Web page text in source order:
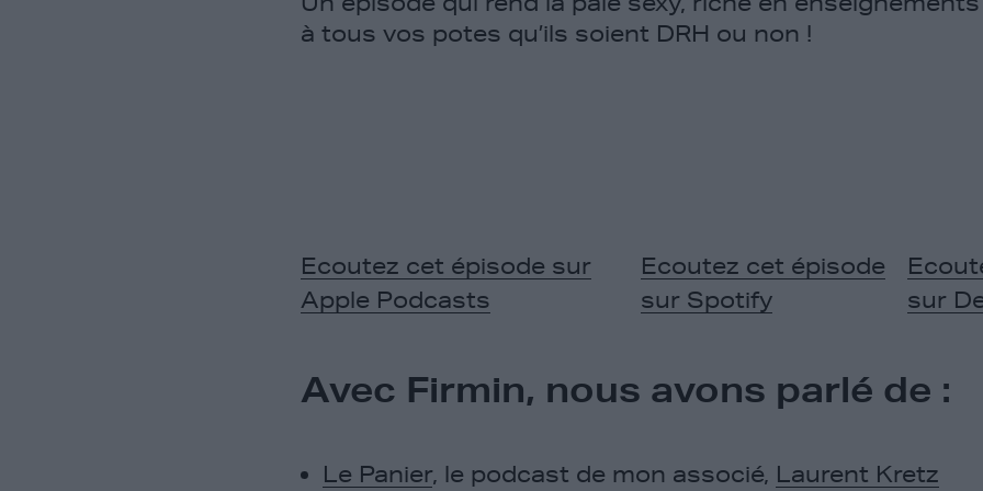
à tous vos potes qu’ils soient DRH ou non !
Ecoutez cet épisode sur
Apple Podcasts
Ecoutez cet épisode
sur Spotify
sur
Avec Firmin, nous avons parlé de :
Le Panier, le podcast de mon associé, Laurent Kretz